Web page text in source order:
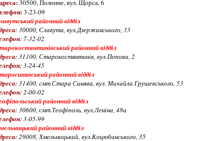
30500, Полонне, вул. Щорса, 6
3-23-09
районний відділ
30000, Славута, вул.Дзержинського, 33
7-32-02
районний відділ
31100, Старокостянтинів, вул.Попова, 2
3-24-45
районний відділ
31400, смт.Стара Синява, вул. Михайла Грушевського, 53
2-00-02
районний відділ
30600, смт.Теофіполь, вул.Леніна, 48а
3-05-99
районний відділ
29008, Хмельницький, вул.Коцюбинського, 35